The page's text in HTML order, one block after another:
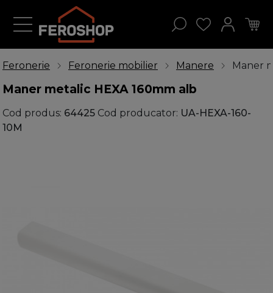
Feronerie Feronerie mobilier Manere Maner
Maner metalic HEXA 160mm alb
Cod produs: 64425 Cod producator: UA-HEXA-160-
10M